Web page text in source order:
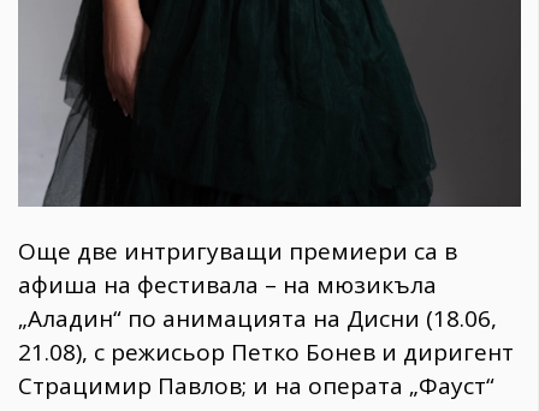
Още две интригуващи премиери са в
афиша на фестивала – на мюзикъла
„Аладин“ по анимацията на Дисни (18.06,
21.08), с режисьор Петко Бонев и диригент
Страцимир Павлов; и на операта „Фауст“